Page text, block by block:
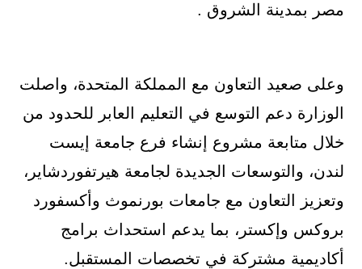
مصر بمدينة الشروق .
وعلى صعيد التعاون مع المملكة المتحدة، واصلت
الوزارة دعم التوسع في التعليم العابر للحدود من
خلال متابعة مشروع إنشاء فرع جامعة إيست
لندن، والتوسعات الجديدة لجامعة هيرتفوردشاير،
وتعزيز التعاون مع جامعات بورنموث وأكسفورد
بروكس وإكستر، بما يدعم استحداث برامج
أكاديمية مشتركة في تخصصات المستقبل.